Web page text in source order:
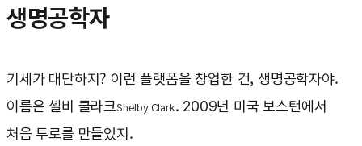
생명공학자
기세가 대단하지? 이런 플랫폼을 창업한 건, 생명공학자야.
이름은 셸비 클라크Shelby Clark. 2009년 미국 보스턴에서
처음 투로를 만들었지.